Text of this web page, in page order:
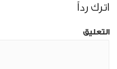
اترك رداً
التعليق